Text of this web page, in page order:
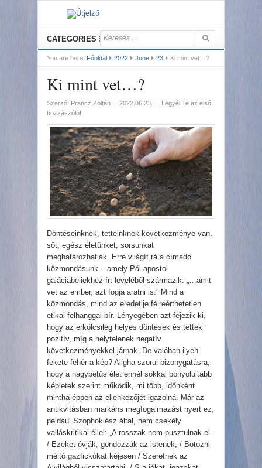
CATEGORIES
You are here: Főoldal 2022 June 23 Ki mint vet…?
Ki mint vet…?
Szerző: Prancz Zoltán | 2022.06.23. |
Legyél Te az első
hozzászóló!
Döntéseinknek, tetteinknek következménye van,
sőt, egész életünket, sorsunkat
meghatározhatják. Erre világít rá a címadó
közmondásunk – amely Pál apostol
galáciabeliekhez írt leveléből származik: „…amit
vet az ember, azt fogja aratni is.” Mind a
közmondás, mind az eredetije félreérthetetlen
etikai felhanggal bír. Lényegében azt fejezik ki,
hogy az erkölcsileg helyes döntések és tettek
pozitív, míg a helytelenek negatív
következményekkel járnak. De valóban ilyen
fekete-fehér a kép? Aligha szorul bizonygatásra,
hogy a nagybetűs élet ennél sokkal bonyolultabb
képletek szerint működik, mi több, időnként
mintha éppen az ellenkezőjét igazolná. Már az
antikvitásban markáns megfogalmazást nyert ez,
például Szophoklész által, nem csekély
valláskritikai éllel: „A rosszak nem pusztulnak el.
/ Ezeket óvják, gondozzák az istenek, / Botozni
méltó gazfickókat kéjesen / Szeretnek az